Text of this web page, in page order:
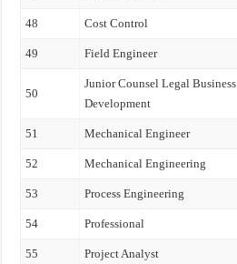
48 Cost Control
49 Field Engineer
50
Junior Counsel Legal Business
Development
51 Mechanical Engineer
52 Mechanical Engineering
53 Process Engineering
54 Professional
55 Project Analyst